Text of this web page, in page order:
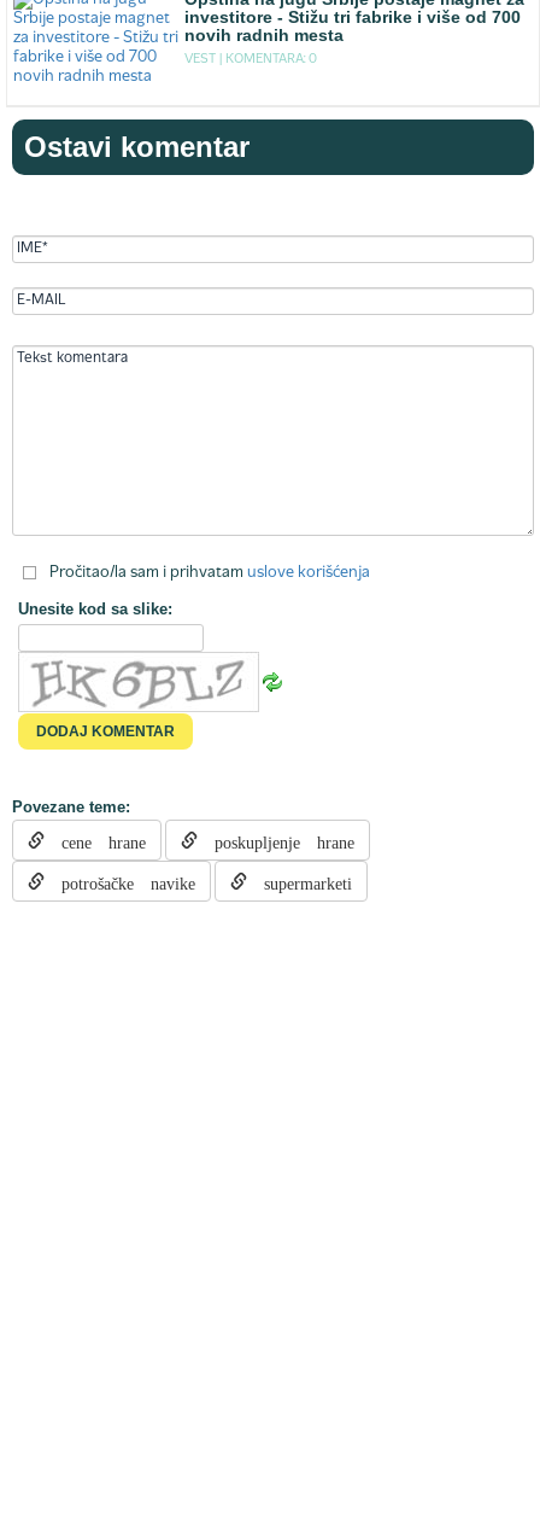
investitore - Stižu tri fabrike i više od 700
novih radnih mesta
VEST | KOMENTARA: 0
Ostavi komentar
Pročitao/la sam i prihvatam uslove korišćenja
Unesite kod sa slike:
Povezane teme:
cene hrane poskupljenje hrane
potrošačke navike supermarketi